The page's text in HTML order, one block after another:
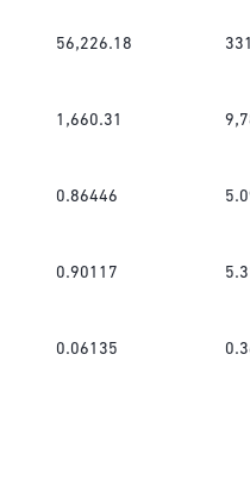
56,226.18
1,660.31
0.86446
0.90117
0.06135